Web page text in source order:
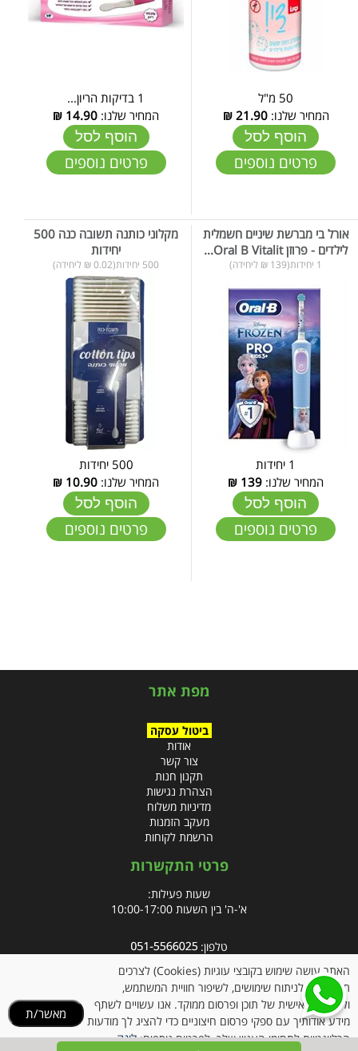
50 מ"ל
המחיר שלנו:21.90
₪
הוסף לסל
פרטים נוספים
1 בדיקות הריון...
המחיר שלנו: 14.90
₪
הוסף לסל
פרטים נוספים
אורל בי מברשת שיניים חשמלית
לילדים - פרוזן Oral B Vitalit...
1 יחידות(139 ₪ ליחידה)
1 יחידות
המחיר שלנו: 139
₪
הוסף לסל
פרטים נוספים
מקלוני כותנה תשובה כנה 500
יחידות
500 יחידות(0.02 ₪ ליחידה)
500 יחידות
המחיר שלנו: 10.90
₪
הוסף לסל
פרטים נוספים
מפת אתר
ביטול עסקה
אודות
צור קשר
תקנון חנות
הצהרת נגישות
מדיניות משלוח
מעקב הזמנות
הרשמת לקוחות
פרטי התקשרות
שעות פעילות:
א'-ה' בין השעות 10:00-17:00
טלפון:
אימייל:info@clubpharm.co.il
כתובת : קניון M הדרך, צומת ינאי, מושב בית חירות 40291
האתר עושה שימוש בקובצי עוגיות (Cookies) לצרכים
תפעוליים, לניתוח שימושים, לשיפור חוויית המשתמש,
ולהתאמה אישית של תוכן ופרסום ממוקד. אנו עשויים לשתף
מידע אודותיך עם ספקי פרסום חיצוניים כדי להציג לך מודעות
הרלוונטיות לתחומי העניין שלך. לפרטים נוספים:לינק
מאשר/ת